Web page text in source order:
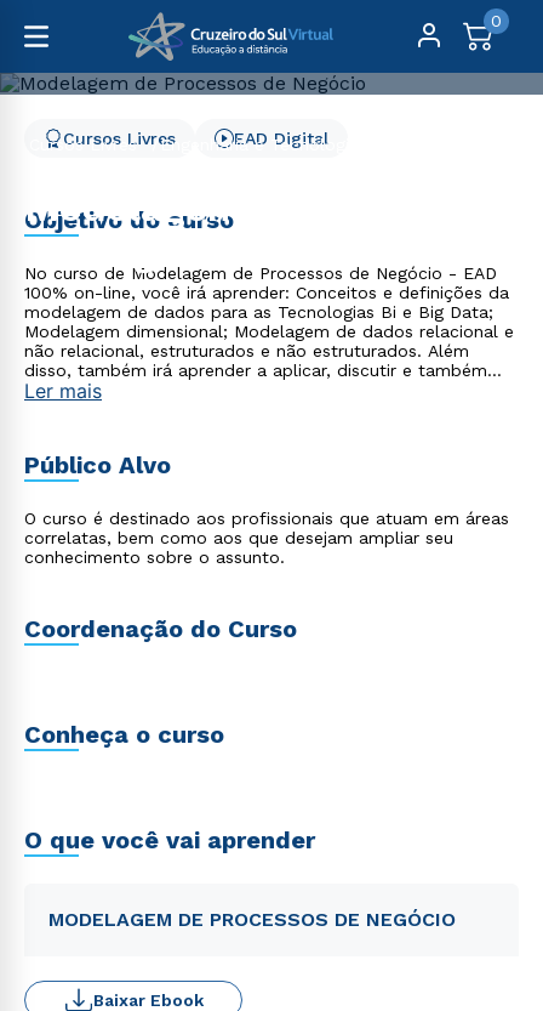
0
Cursos Livres
Engenharia e Tecnologia
Modelagem de Processos
de Negócio
Cursos Livres EAD Digital
Objetivo do curso
No curso de Modelagem de Processos de Negócio - EAD
100% on-line, você irá aprender: Conceitos e definições da
modelagem de dados para as Tecnologias Bi e Big Data;
Modelagem dimensional; Modelagem de dados relacional e
não relacional, estruturados e não estruturados. Além
disso, também irá aprender a aplicar, discutir e também
implementar estes conceitos uma vez aprendidos, em
Ler mais
Público Alvo
O curso é destinado aos profissionais que atuam em áreas
correlatas, bem como aos que desejam ampliar seu
conhecimento sobre o assunto.
Coordenação do Curso
Conheça o curso
O que você vai aprender
MODELAGEM DE PROCESSOS DE NEGÓCIO
Baixar Ebook